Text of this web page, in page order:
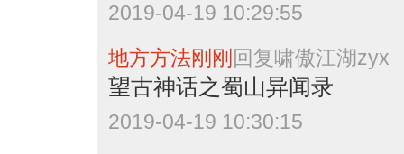
2019-04-19 10:29:55
地方方法刚刚 回复啸傲江湖zyx
望古神话之蜀山异闻录
2019-04-19 10:30:15